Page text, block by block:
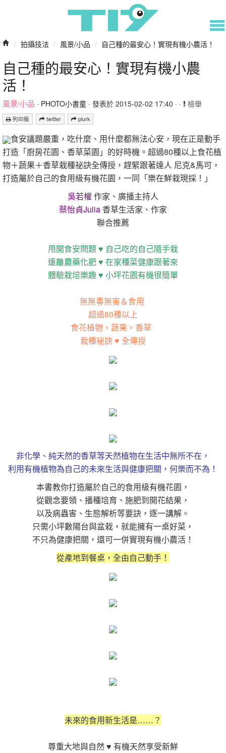
/ 拍攝技法 / 風景/小品 / 自己種的最安心！實現有機小農活！
自己種的最安心！實現有機小農
活！
風景/小品 · PHOTO小書童 · 發表於 2015-02-02 17:40 · · 檢舉
列印版 twitter plurk
食安議題嚴重，吃什麼、用什麼都無法心安，現在正是動手
打造「廚房花園、香草菜園」的好時機。超過80種以上食花植
物＋蔬果＋香草栽種祕訣全傳授，趕緊跟著達人 尼克&馬可，
打造屬於自己的食用級有機花園，一同「樂在鮮栽現採！」
吳若權作家、廣播主持人
蔡怡貞Julia香草生活家、作家
聯合推薦
甩開食安問題 ♥ 自己吃的自己隨手栽
遠離農藥化肥 ♥ 在家種菜健康跟著來
體驗栽培樂趣 ♥ 小坪花園有機很簡單
無無毒無害＆食用
超過80種以上
食花植物。蔬果。香草
栽種祕訣 ♥ 全傳授
非化學、純天然的香草等天然植物在生活中無所不在，
利用有機植物為自己的未來生活與健康把關，何樂而不為！
本書教你打造屬於自己的食用級有機花園，
從觀念要領、播種培育、施肥到開花結果，
以及病蟲害、生態解析等要訣，逐一講解。
只需小坪數陽台與盆栽，就能擁有一桌好菜，
不只為健康把關，還可一併實現有機小農活！
從產地到餐桌，全由自己動手！
未來的食用新生活是……？
尊重大地與自然 ♥ 有機天然享受新鮮